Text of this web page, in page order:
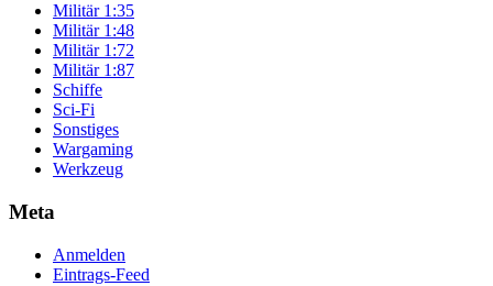
Militär 1:35
Militär 1:48
Militär 1:72
Militär 1:87
Schiffe
Sci-Fi
Sonstiges
Wargaming
Werkzeug
Meta
Anmelden
Eintrags-Feed